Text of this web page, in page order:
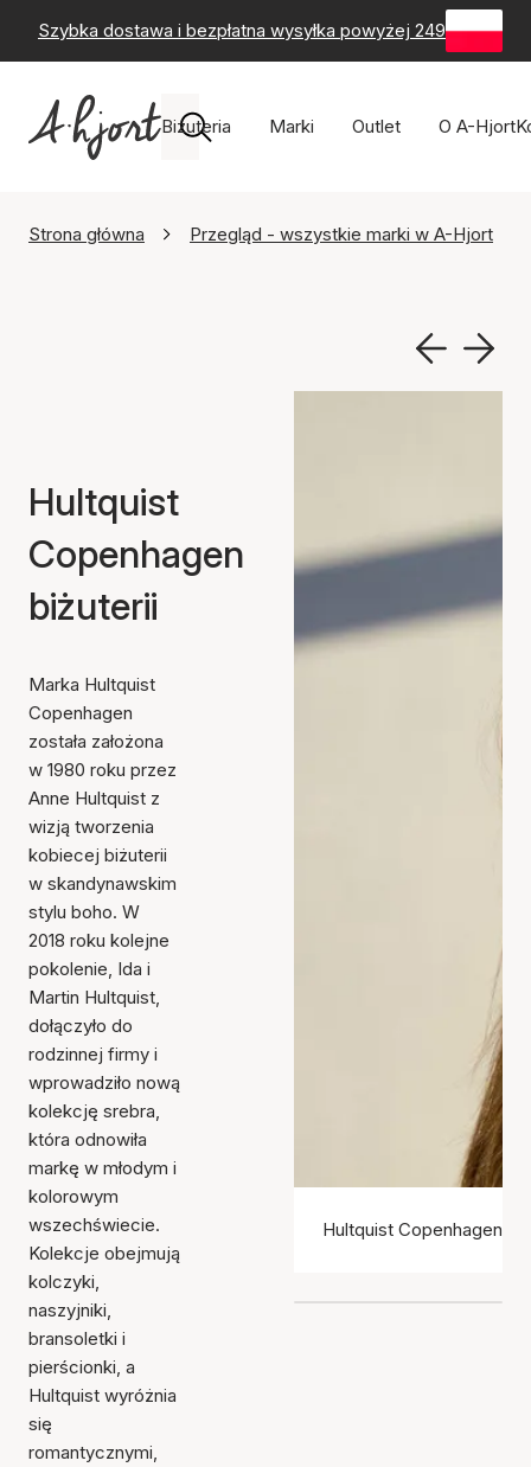
Szybka dostawa i bezpłatna wysyłka powyżej 249 zł -
Biżuteria Marki Outlet O A-Hjort
Strona główna Przegląd - wszystkie marki w A-Hjort
Hultquist
Copenhagen
biżuterii
Marka Hultquist
Copenhagen
została założona
w 1980 roku przez
Anne Hultquist z
wizją tworzenia
kobiecej biżuterii
w skandynawskim
stylu boho. W
2018 roku kolejne
pokolenie, Ida i
Martin Hultquist,
dołączyło do
rodzinnej firmy i
wprowadziło nową
kolekcję srebra,
która odnowiła
markę w młodym i
kolorowym
wszechświecie.
Kolekcje obejmują
kolczyki,
naszyjniki,
bransoletki i
pierścionki, a
Hultquist wyróżnia
się
romantycznymi,
Hultquist Copenhagen